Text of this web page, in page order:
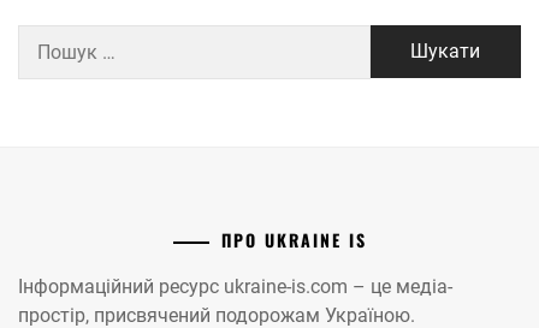
ПРО UKRAINE IS
Інформаційний ресурс ukraine-is.com – це медіа-
простір, присвячений подорожам Україною.